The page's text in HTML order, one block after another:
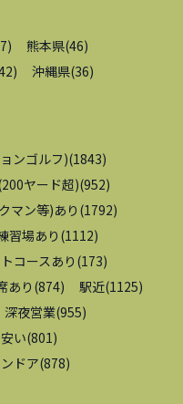
) 熊本県(46)
) 沖縄県(36)
ンゴルフ)(1843)
ヤード超)(952)
マン等)あり (1792)
習場あり (1112)
コースあり (173)
あり (874) 駅近(1125)
深夜営業(955)
い(801 )
ドア(878)